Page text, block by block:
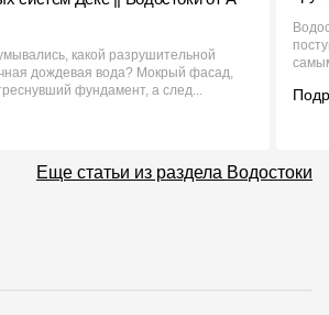
какой разрушительной
дождевая вода? Мокрый фасад,
фундамент, а след...
Еще статьи из раздела Водостоки